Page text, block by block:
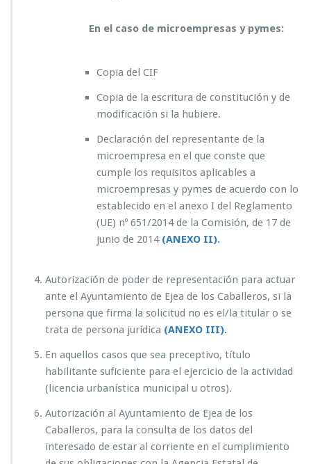
En el caso de microempresas y pymes:
Copia del CIF
Copia de la escritura de constitución y de
modificación si la hubiere.
Declaración del representante de la
microempresa en el que conste que
cumple los requisitos aplicables a
microempresas y pymes de acuerdo con lo
establecido en el anexo I del Reglamento
(UE) nº 651/2014 de la Comisión, de 17 de
junio de 2014 (ANEXO II).
Autorización de poder de representación para actuar
ante el Ayuntamiento de Ejea de los Caballeros, si la
persona que firma la solicitud no es el/la titular o se
trata de persona jurídica (ANEXO III).
En aquellos casos que sea preceptivo, título
habilitante suficiente para el ejercicio de la actividad
(licencia urbanística municipal u otros).
Autorización al Ayuntamiento de Ejea de los
Caballeros, para la consulta de los datos del
interesado de estar al corriente en el cumplimiento